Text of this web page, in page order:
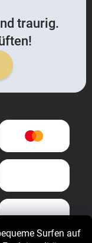
Surfen auf
traurig.